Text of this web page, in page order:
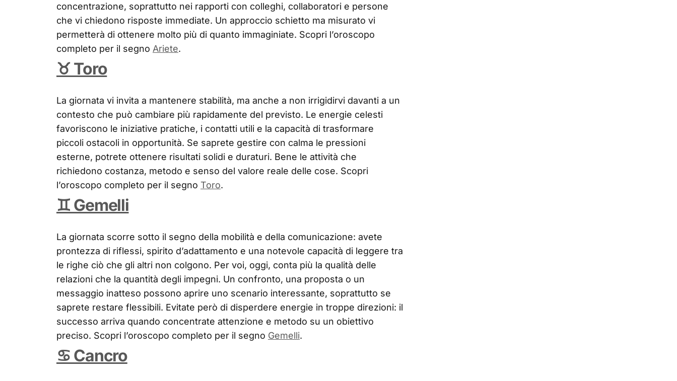
concentrazione, soprattutto nei rapporti con colleghi, collaboratori e persone
che vi chiedono risposte immediate. Un approccio schietto ma misurato vi
permetterà di ottenere molto più di quanto immaginiate. Scopri l’oroscopo
completo per il segno Ariete.
♉ Toro
La giornata vi invita a mantenere stabilità, ma anche a non irrigidirvi davanti a un
contesto che può cambiare più rapidamente del previsto. Le energie celesti
favoriscono le iniziative pratiche, i contatti utili e la capacità di trasformare
piccoli ostacoli in opportunità. Se saprete gestire con calma le pressioni
esterne, potrete ottenere risultati solidi e duraturi. Bene le attività che
richiedono costanza, metodo e senso del valore reale delle cose. Scopri
l’oroscopo completo per il segno Toro.
♊ Gemelli
La giornata scorre sotto il segno della mobilità e della comunicazione: avete
prontezza di riflessi, spirito d’adattamento e una notevole capacità di leggere tra
le righe ciò che gli altri non colgono. Per voi, oggi, conta più la qualità delle
relazioni che la quantità degli impegni. Un confronto, una proposta o un
messaggio inatteso possono aprire uno scenario interessante, soprattutto se
saprete restare flessibili. Evitate però di disperdere energie in troppe direzioni: il
successo arriva quando concentrate attenzione e metodo su un obiettivo
preciso. Scopri l’oroscopo completo per il segno Gemelli.
♋ Cancro